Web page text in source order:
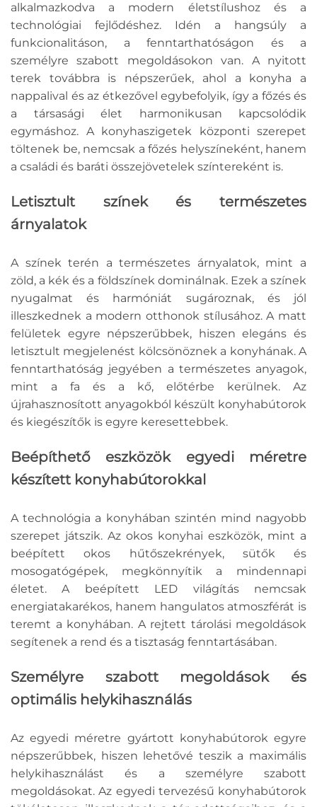
alkalmazkodva a modern életstílushoz és a
technológiai fejlődéshez. Idén a hangsúly a
funkcionalitáson, a fenntarthatóságon és a
személyre szabott megoldásokon van. A nyitott
terek továbbra is népszerűek, ahol a konyha a
nappalival és az étkezővel egybefolyik, így a főzés és
a társasági élet harmonikusan kapcsolódik
egymáshoz. A konyhaszigetek központi szerepet
töltenek be, nemcsak a főzés helyszíneként, hanem
a családi és baráti összejövetelek színtereként is.
Letisztult színek és természetes
árnyalatok
A színek terén a természetes árnyalatok, mint a
zöld, a kék és a földszínek dominálnak. Ezek a színek
nyugalmat és harmóniát sugároznak, és jól
illeszkednek a modern otthonok stílusához. A matt
felületek egyre népszerűbbek, hiszen elegáns és
letisztult megjelenést kölcsönöznek a konyhának. A
fenntarthatóság jegyében a természetes anyagok,
mint a fa és a kő, előtérbe kerülnek. Az
újrahasznosított anyagokból készült konyhabútorok
és kiegészítők is egyre keresettebbek.
Beépíthető eszközök egyedi méretre
készített konyhabútorokkal
A technológia a konyhában szintén mind nagyobb
szerepet játszik. Az okos konyhai eszközök, mint a
beépített okos hűtőszekrények, sütők és
mosogatógépek, megkönnyítik a mindennapi
életet. A beépített LED világítás nemcsak
energiatakarékos, hanem hangulatos atmoszférát is
teremt a konyhában. A rejtett tárolási megoldások
segítenek a rend és a tisztaság fenntartásában.
Személyre szabott megoldások és
optimális helykihasználás
Az egyedi méretre gyártott konyhabútorok egyre
népszerűbbek, hiszen lehetővé teszik a maximális
helykihasználást és a személyre szabott
megoldásokat. Az egyedi tervezésű konyhabútorok